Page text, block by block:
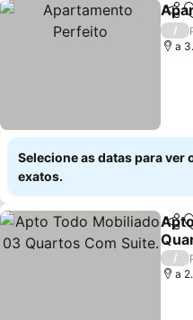
/
a
Selecione as datas para ver
exatos.
/
a